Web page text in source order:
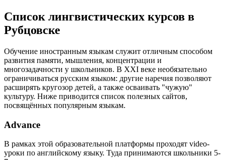
Список лингвистических курсов в
Рубцовске
Обучение иностранным языкам служит отличным способом
развития памяти, мышления, концентрации и
многозадачности у школьников. В XXI веке необязательно
ограничиваться русским языком: другие наречия позволяют
расширять кругозор детей, а также осваивать "чужую"
культуру. Ниже приводится список полезных сайтов,
посвящённых популярным языкам.
Advance
В рамках этой образовательной платформы проходят video-
уроки по английскому языку. Туда принимаются школьники 5-